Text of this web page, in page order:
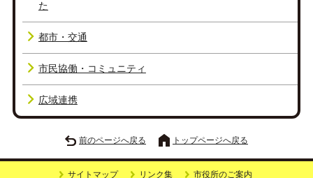
た
都市・交通
市民協働・コミュニティ
広域連携
前のページへ戻る トップページへ戻る
サイトマップ リンク集 市役所のご案内